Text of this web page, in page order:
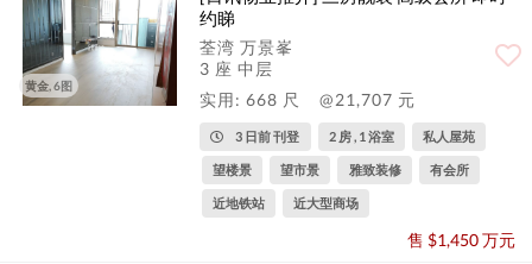
黄金, 6图
约睇
荃湾 万景峯
3 座 中层
实用: 668 尺
@21,707 元
3 日前 刊登 2 房 , 1 浴室 私人屋苑
望楼景 望市景 雅致装修 有会所
近地铁站 近大型商场
售 $1,450 万元